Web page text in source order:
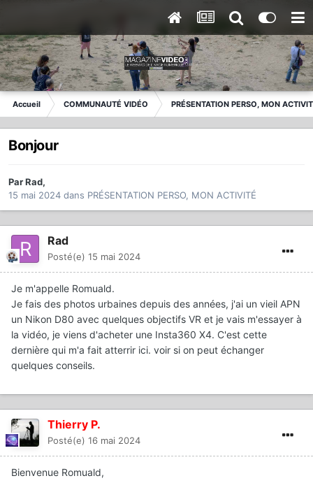
Accueil COMMUNAUTÉ VIDÉO PRÉSENTATION PERSO, MON
Bonjour
ParRad,
15 mai 2024 dans PRÉSENTATION PERSO, MON ACTIVITÉ
Rad
Posté(e) 15 mai 2024
Je m'appelle Romuald.
Je fais des photos urbaines depuis des années, j'ai un vieil APN
un Nikon D80 avec quelques objectifs VR et je vais m'essayer à
la vidéo, je viens d'acheter une Insta360 X4. C'est cette
dernière qui m'a fait atterrir ici. voir si on peut échanger
quelques conseils.
Thierry P.
Posté(e) 16 mai 2024
Bienvenue Romuald,